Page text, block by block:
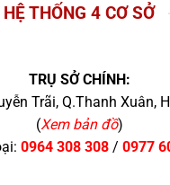
HỆ THỐNG 4 CƠ SỞ
TRỤ SỞ CHÍNH:
Trãi, Q.Thanh Xuân,
(Xem bản đồ)
0964 308 308/ 0977